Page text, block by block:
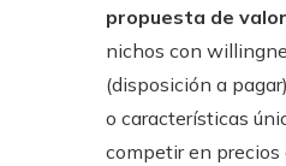
propuesta de
nichos con
(disposición a
o características
competir en precios